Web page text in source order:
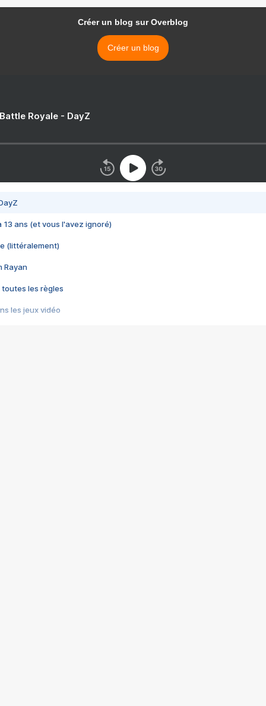
Créer un blog sur Overblog
Créer un blog
Royale - DayZ
13 ans (et vous l'avez ignoré)
(littéralement)
Rayan
toutes les règles
les jeux vidéo